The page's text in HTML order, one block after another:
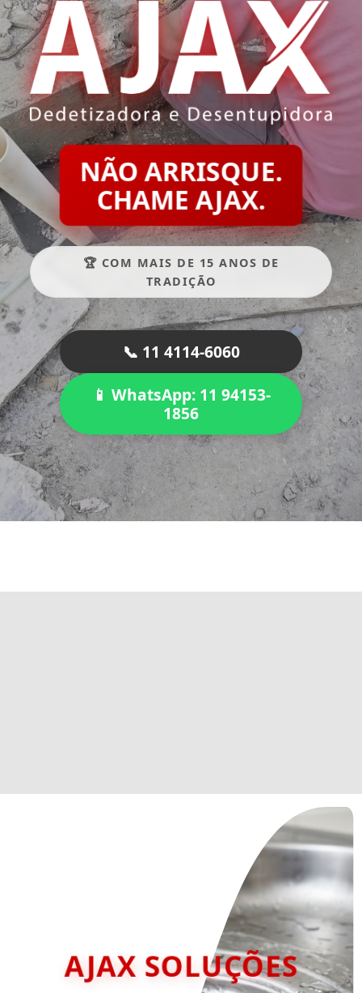
NÃO ARRISQUE.
CHAME AJAX.
🏆 COM MAIS DE 15 ANOS DE
TRADIÇÃO
📞 11 4114-6060
📱 WhatsApp: 11 94153-
1856
AJAX SOLUÇÕES